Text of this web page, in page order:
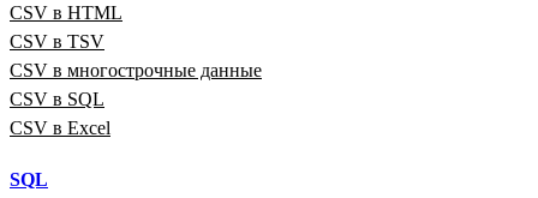
CSV в HTML
CSV в TSV
CSV в многострочные данные
CSV в SQL
CSV в Excel
SQL